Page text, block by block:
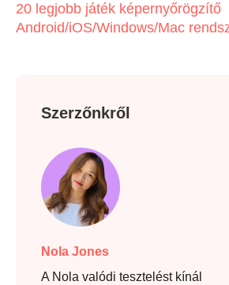
20 legjobb játék képernyőrögzítő
Android/iOS/Windows/Mac
Szerzőnkről
Nola Jones
A Nola valódi tesztelést kínál